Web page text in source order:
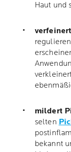
Haut und
mildert
selten
bekannt